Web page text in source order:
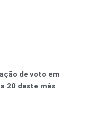
de voto em
20 deste mês